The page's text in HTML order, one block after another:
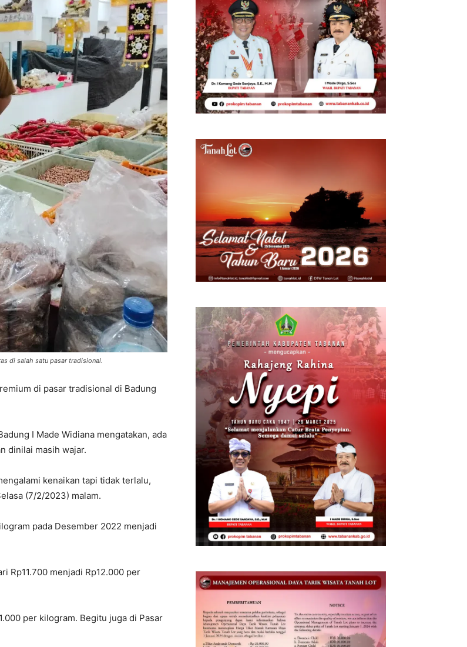
di salah satu pasar tradisional.
di pasar tradisional di Badung
I Made Widiana mengatakan, ada
dinilai masih wajar.
kenaikan tapi tidak terlalu,
(7/2/2023) malam.
pada Desember 2022 menjadi
Rp11.700 menjadi Rp12.000 per
per kilogram. Begitu juga di Pasar